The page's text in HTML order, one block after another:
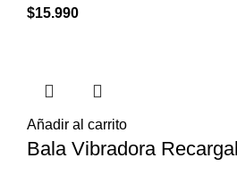
$15.990
Añadir al carrito
Bala Vibradora